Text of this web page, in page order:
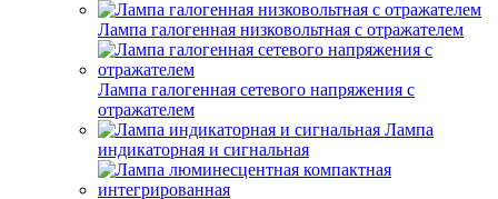
Лампа галогенная низковольтная с отражателем
Лампа галогенная сетевого напряжения с
отражателем
Лампа
индикаторная и сигнальная